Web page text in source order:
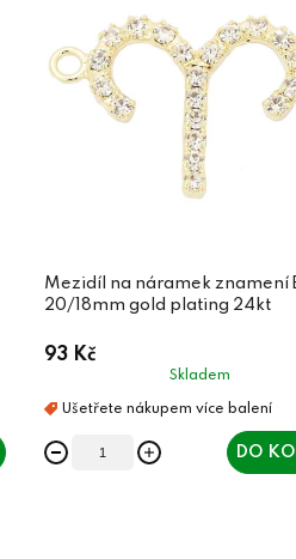
Mezidíl na náramek znamení
20/18mm gold plating 24kt
93 Kč
Skladem
DO